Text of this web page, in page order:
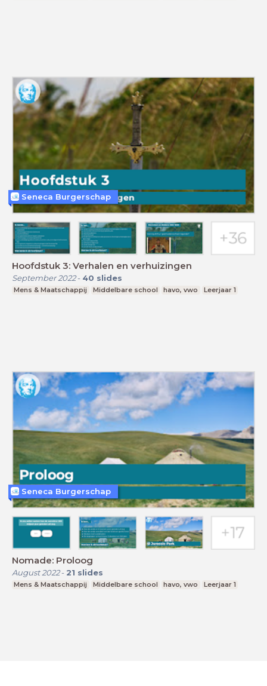
Hoofdstuk 3: Verhalen en verhuizingen
September 2022- 40 slides
Mens & Maatschappij Middelbare school havo, vwo Leerjaar 1
Seneca Burgerschap
Nomade: Proloog
August 2022- 21 slides
Mens & Maatschappij Middelbare school havo, vwo Leerjaar 1
Seneca Burgerschap